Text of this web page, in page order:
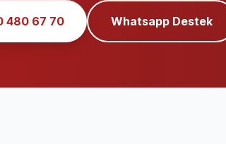
480 67 70 Whatsapp Destek